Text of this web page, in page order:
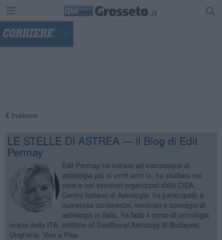
Indietro
LE STELLE DI ASTREA — il Blog di Edit
Permay
Edit Permay ha iniziato ad interessarsi di
astrologia più di venti anni fa, ha studiato nei
corsi e nei seminari organizzati dalla CIDA,
Centro Italiano di Astrologia, ha partecipato a
numerose conferenze, seminari e convegni di
astrologia in Italia, ha fatto il corso di astrologia
oraria della ITA, Institute of Traditional Astrology di Budapest,
Ungheria. Vive a Pisa.